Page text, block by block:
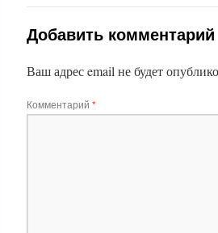
Добавить комментарий
Ваш адрес email не будет
Комментарий *